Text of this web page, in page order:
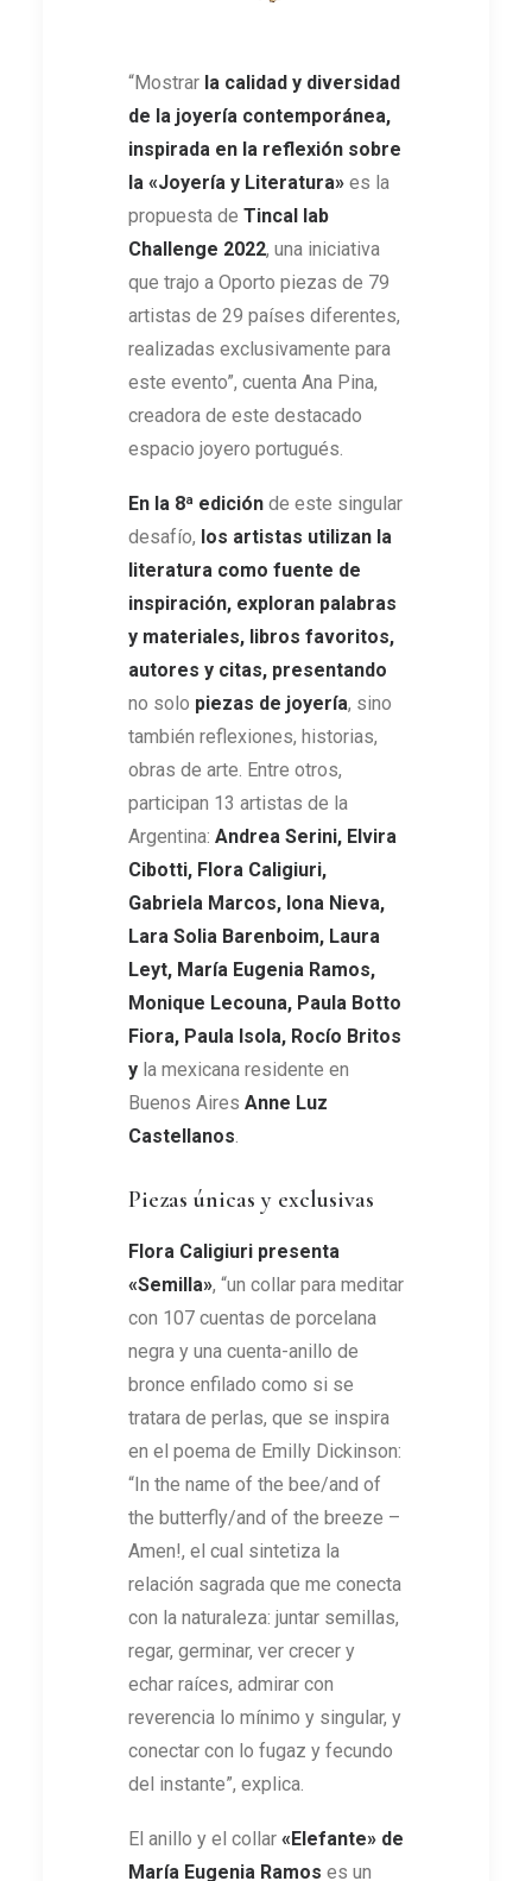
“Mostrar la calidad y diversidad
de la joyería contemporánea,
inspirada en la reflexión sobre
la «Joyería y Literatura» es la
propuesta de Tincal lab
Challenge 2022, una iniciativa
que trajo a Oporto piezas de 79
artistas de 29 países diferentes,
realizadas exclusivamente para
este evento”, cuenta Ana Pina,
creadora de este destacado
espacio joyero portugués.
En la 8ª edición de este singular
desafío, los artistas utilizan la
literatura como fuente de
inspiración, exploran palabras
y materiales, libros favoritos,
autores y citas, presentando
no solo piezas de joyería, sino
también reflexiones, historias,
obras de arte. Entre otros,
participan 13 artistas de la
Argentina: Andrea Serini, Elvira
Cibotti, Flora Caligiuri,
Gabriela Marcos, lona Nieva,
Lara Solia Barenboim, Laura
Leyt, María Eugenia Ramos,
Monique Lecouna, Paula Botto
Fiora, Paula Isola, Rocío Britos
y la mexicana residente en
Buenos Aires Anne Luz
Castellanos.
Piezas únicas y exclusivas
Flora Caligiuri presenta
«Semilla», “un collar para meditar
con 107 cuentas de porcelana
negra y una cuenta-anillo de
bronce enfilado como si se
tratara de perlas, que se inspira
en el poema de Emilly Dickinson:
“In the name of the bee/and of
the butterfly/and of the breeze –
Amen!, el cual sintetiza la
relación sagrada que me conecta
con la naturaleza: juntar semillas,
regar, germinar, ver crecer y
echar raíces, admirar con
reverencia lo mínimo y singular, y
conectar con lo fugaz y fecundo
del instante”, explica.
El anillo y el collar «Elefante» de
María Eugenia Ramos es un